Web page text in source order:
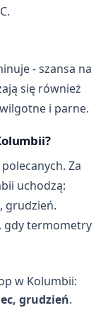
- szansa na
się również
i parne.
Za
uchodzą:
grudzień.
gdy termometry
w Kolumbii:
grudzień.